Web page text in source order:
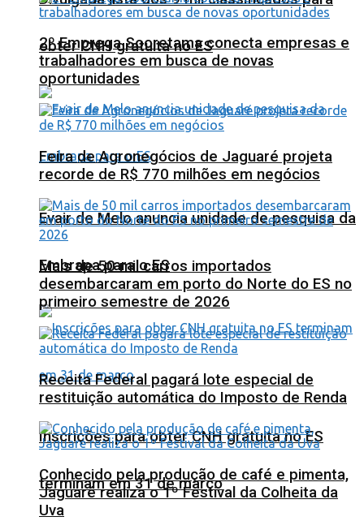
obter CNH gratuita no ES
Evair de Melo anuncia unidade de pesquisa da
Embrapa para o ES
Inscrições para obter CNH gratuita no ES
terminam em 31 de março
2º Emprega Sooretama conecta empresas e
trabalhadores em busca de novas
oportunidades
Feira de Agronegócios de Jaguaré projeta
recorde de R$ 770 milhões em negócios
Mais de 50 mil carros importados
desembarcaram em porto do Norte do ES no
primeiro semestre de 2026
Receita Federal pagará lote especial de
restituição automática do Imposto de Renda
Conhecido pela produção de café e pimenta,
Jaguaré realiza o 1º Festival da Colheita da
Uva